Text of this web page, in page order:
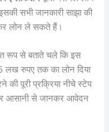
सभी जानकारी साझा की
लोन ले सकते हैं।
रूप से बताते चले कि इस
लख रुपए तक का लोन दिया
की पूरी प्रक्रिया नीचे स्टेप
आसानी से जानकर आवेदन